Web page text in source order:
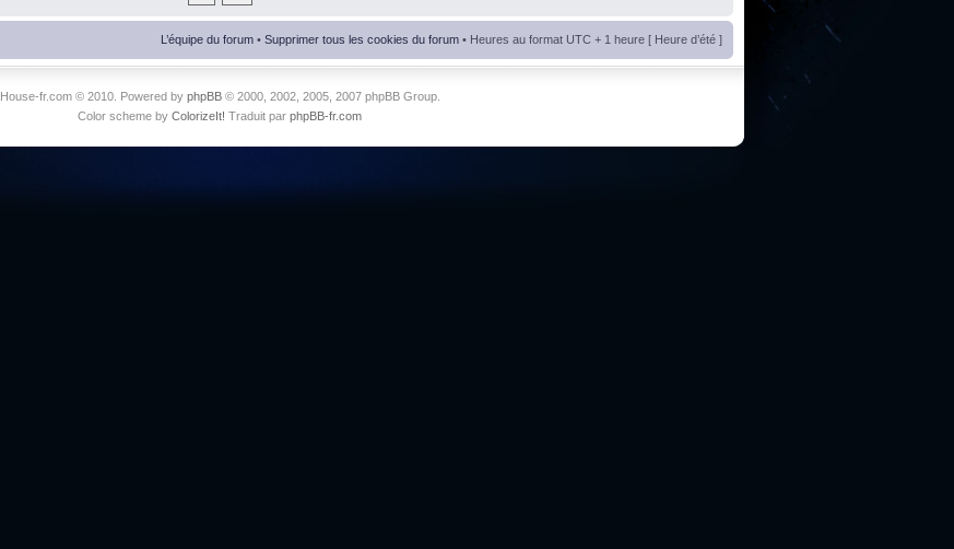
L’équipe du forum • Supprimer tous les cookies du forum • Heures au format UTC + 1 heure [ Heure d’été ]
House-fr.com © 2010. Powered by phpBB© 2000, 2002, 2005, 2007 phpBB Group.
Color scheme by ColorizeIt! Traduit par phpBB-fr.com